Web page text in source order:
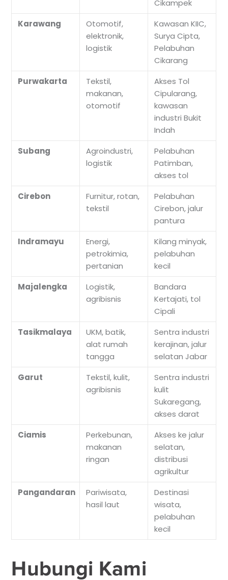
Cikampek
Karawang
Otomotif,
elektronik,
logistik
Kawasan KIIC,
Surya Cipta,
Pelabuhan
Cikarang
Purwakarta
Tekstil,
makanan,
otomotif
Akses Tol
Cipularang,
kawasan
industri Bukit
Indah
Subang
Agroindustri,
logistik
Pelabuhan
Patimban,
akses tol
Cirebon
Furnitur, rotan,
tekstil
Pelabuhan
Cirebon, jalur
pantura
Indramayu
Energi,
petrokimia,
pertanian
Kilang minyak,
pelabuhan
kecil
Majalengka
Logistik,
agribisnis
Bandara
Kertajati, tol
Cipali
Tasikmalaya
UKM, batik,
alat rumah
tangga
Sentra industri
kerajinan, jalur
selatan Jabar
Garut
Tekstil, kulit,
agribisnis
Sentra industri
kulit
Sukaregang,
akses darat
Ciamis
Perkebunan,
makanan
ringan
Akses ke jalur
selatan,
distribusi
agrikultur
Pangandaran
Pariwisata,
hasil laut
Destinasi
wisata,
pelabuhan
kecil
Hubungi Kami